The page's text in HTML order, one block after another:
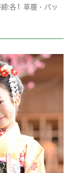
:各1 草履・バッ